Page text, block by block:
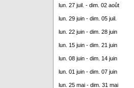
lun. 27 juil. - dim. 02 août
lun. 29 juin - dim. 05 juil.
lun. 22 juin - dim. 28 juin
lun. 15 juin - dim. 21 juin
lun. 08 juin - dim. 14 juin
lun. 01 juin - dim. 07 juin
lun. 25 mai - dim. 31 mai